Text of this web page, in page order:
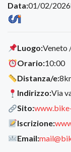
Data:01/02/2026
Luogo:Veneto
Orario:10:00
Distanza/e:
Indirizzo:Via
Sito:
Iscrizione:
Email: